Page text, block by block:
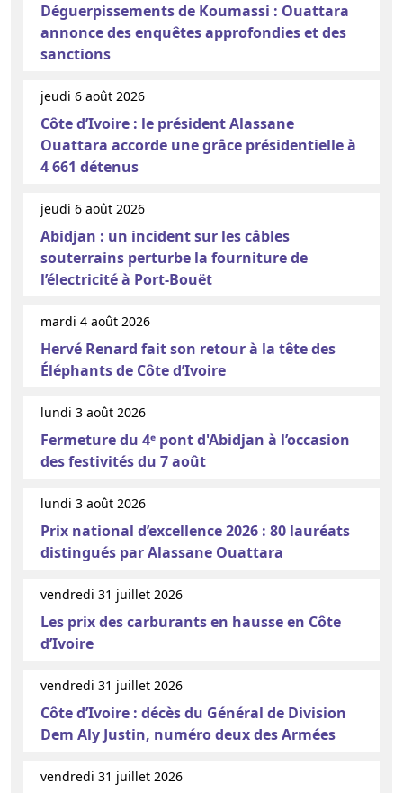
Déguerpissements de Koumassi : Ouattara
annonce des enquêtes approfondies et des
sanctions
jeudi 6 août 2026
Côte d’Ivoire : le président Alassane
Ouattara accorde une grâce présidentielle à
4 661 détenus
jeudi 6 août 2026
Abidjan : un incident sur les câbles
souterrains perturbe la fourniture de
l’électricité à Port-Bouët
mardi 4 août 2026
Hervé Renard fait son retour à la tête des
Éléphants de Côte d’Ivoire
lundi 3 août 2026
Fermeture du 4ᵉ pont d'Abidjan à l’occasion
des festivités du 7 août
lundi 3 août 2026
Prix national d’excellence 2026 : 80 lauréats
distingués par Alassane Ouattara
vendredi 31 juillet 2026
Les prix des carburants en hausse en Côte
d’Ivoire
vendredi 31 juillet 2026
Côte d’Ivoire : décès du Général de Division
Dem Aly Justin, numéro deux des Armées
vendredi 31 juillet 2026